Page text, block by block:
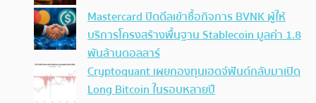
Mastercard ปิดดีลเข้าซื้อกิจการ BVNK ผู้ให้
บริการโครงสร้างพื้นฐาน Stablecoin มูลค่า 1.8
พันล้านดอลลาร์
Cryptoquant เผยกองทุนเฮดจ์ฟันด์กลับมาเปิด
Long Bitcoin ในรอบหลายปี